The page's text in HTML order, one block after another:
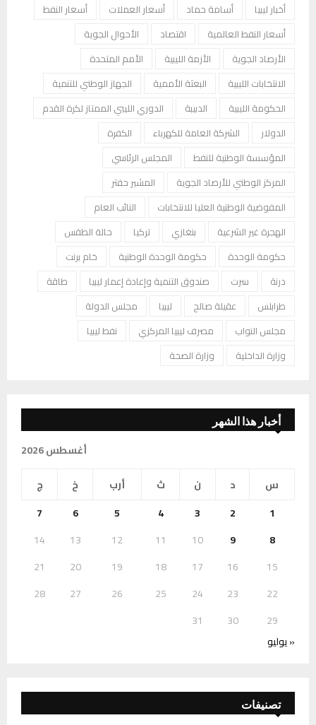
أخبار ليبيا أسامة حماد أسعار العملات
أسعار النفط
أسعار النفط العالمية
اقتصاد
الأحوال الجوية
الأرصاد الجوية
الأزمة الليبية
الأمم المتحدة
الانتخابات الليبية
البعثة الأممية
الجهاز الوطني للتنمية
الحكومة الليبية
الدبيبة
الدوري الليبي الممتاز لكرة القدم
الدولار
الشركة العامة للكهرباء
الكفرة
المؤسسة الوطنية للنفط
المجلس الرئاسي
المركز الوطني للأرصاد الجوية
المشير حفتر
المفوضية الوطنية العليا للانتخابات
النائب العام
الهجرة غير الشرعية
بنغازي تركيا
حالة الطقس
حكومة الوحدة
حكومة الوحدة الوطنية
خام برنت
درنة
سرت صندوق التنمية وإعادة إعمار ليبيا
طاقة
طرابلس
عقيلة صالح ليبيا
مجلس الدولة
مجلس النواب
مصرف ليبيا المركزي
نفط ليبيا
وزارة الداخلية
وزارة الصحة
أخبار هذا الشهر
أغسطس 2026
س
د ن ث أرب خ
ج
1
2
3
4
5
6
7
8
9
10
11
12
13
14
15
16
17
18
19
20
21
22
23
24
25
26
27
28
29
30
31
« يوليو
تصنيفات